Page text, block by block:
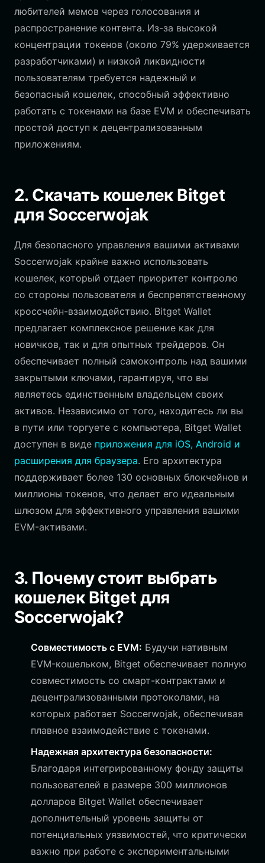
любителей мемов через голосования и
распространение контента. Из-за высокой
концентрации токенов (около 79% удерживается
разработчиками) и низкой ликвидности
пользователям требуется надежный и
безопасный кошелек, способный эффективно
работать с токенами на базе EVM и обеспечивать
простой доступ к децентрализованным
приложениям.
2. Скачать кошелек Bitget
для Soccerwojak
Для безопасного управления вашими активами
Soccerwojak крайне важно использовать
кошелек, который отдает приоритет контролю
со стороны пользователя и беспрепятственному
кроссчейн-взаимодействию. Bitget Wallet
предлагает комплексное решение как для
новичков, так и для опытных трейдеров. Он
обеспечивает полный самоконтроль над вашими
закрытыми ключами, гарантируя, что вы
являетесь единственным владельцем своих
активов. Независимо от того, находитесь ли вы
в пути или торгуете с компьютера, Bitget Wallet
доступен в виде приложения для iOS, Android и
расширения для браузера. Его архитектура
поддерживает более 130 основных блокчейнов и
миллионы токенов, что делает его идеальным
шлюзом для эффективного управления вашими
EVM-активами.
3. Почему стоит выбрать
кошелек Bitget для
Soccerwojak?
Совместимость с EVM: Будучи нативным
EVM-кошельком, Bitget обеспечивает полную
совместимость со смарт-контрактами и
децентрализованными протоколами, на
которых работает Soccerwojak, обеспечивая
плавное взаимодействие с токенами.
Надежная архитектура безопасности:
Благодаря интегрированному фонду защиты
пользователей в размере 300 миллионов
долларов Bitget Wallet обеспечивает
дополнительный уровень защиты от
потенциальных уязвимостей, что критически
важно при работе с экспериментальными